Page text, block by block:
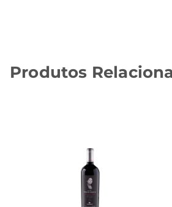
vermelhas maduras, como
queijos curados. Sua
Produtos